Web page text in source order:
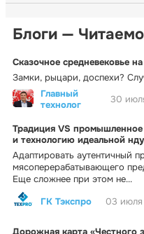
Блоги —
Сказочное средневековье
Замки, рыцари, доспехи?
Главный
технолог
30
Традиция VS
и технологию идеальной
Адаптировать аутентичный
мясоперерабатывающего
Еще сложнее при этом не...
ГК Тэкспро
03
Дорожная карта «Честного